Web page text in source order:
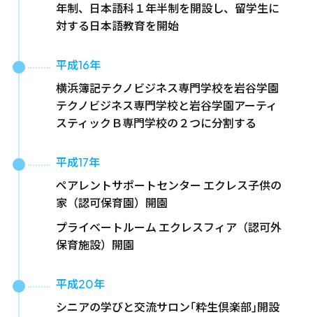
年制、日本語科１年半制を開設し、留学生に
対する日本語教育を開始
平成16年
横浜簿記テクノビジネス専門学校を岩谷学園
テクノビジネス専門学校と岩谷学園アーティ
スティックＢ専門学校の２つに分割する
平成17年
ペアレントサポートセンター エクレス子供の
家（認可保育園）開園
プライベートルーム エクレスフィア（認可外
保育施設）開園
平成20年
シニアの学びと交流サロン｢粋生倶楽部｣開設